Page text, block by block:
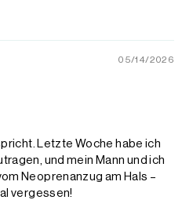
05/14/2026
Letzte Woche habe ich
und mein Mann und ich
Neoprenanzug am Hals –
vergessen!